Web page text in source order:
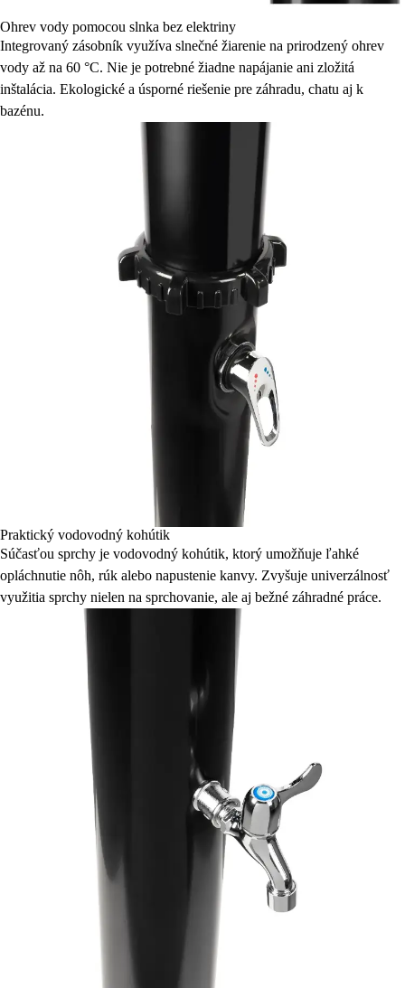
Ohrev vody pomocou slnka bez elektriny
Integrovaný zásobník využíva slnečné žiarenie na prirodzený ohrev
vody až na 60 °C. Nie je potrebné žiadne napájanie ani zložitá
inštalácia. Ekologické a úsporné riešenie pre záhradu, chatu aj k
bazénu.
Praktický vodovodný kohútik
Súčasťou sprchy je vodovodný kohútik, ktorý umožňuje ľahké
opláchnutie nôh, rúk alebo napustenie kanvy. Zvyšuje univerzálnosť
využitia sprchy nielen na sprchovanie, ale aj bežné záhradné práce.